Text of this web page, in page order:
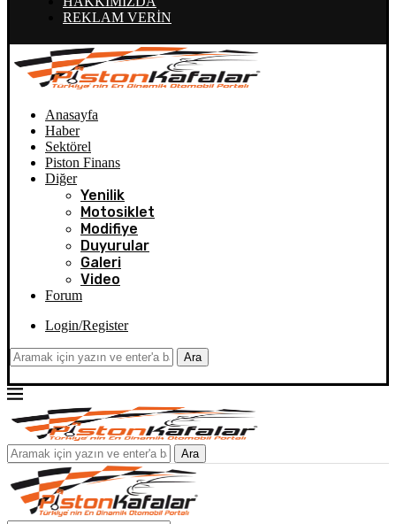
REKLAM VERİN
Anasayfa
Haber
Sektörel
Piston Finans
Diğer
Yenilik
Motosiklet
Modifiye
Duyurular
Galeri
Video
Forum
Login/Register
Ara
Ara